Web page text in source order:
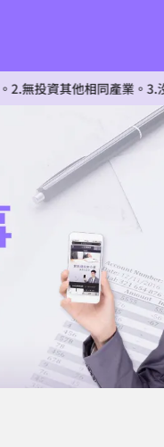
他相同產業。3.沒有與